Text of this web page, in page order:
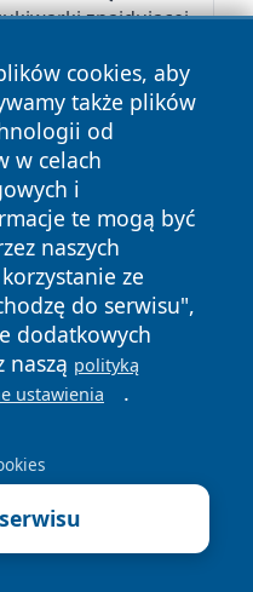
znajdującej
cookies, aby
także plików
od
w celach
i
te mogą być
naszych
ze
do serwisu",
dodatkowych
naszą polityką
ustawienia .
Wszystkie prawa
Polityka
Cookies